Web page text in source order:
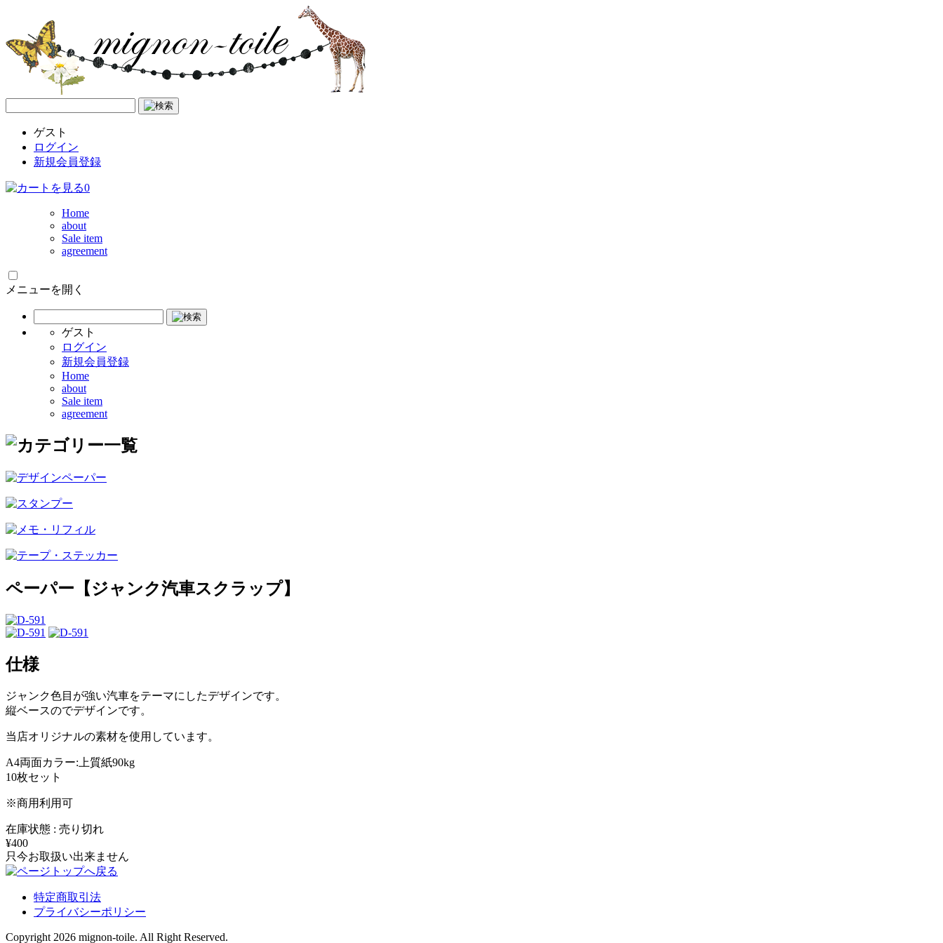
ゲスト
ログイン
新規会員登録
0
Home
about
Sale item
agreement
メニューを開く
ゲスト
ログイン
新規会員登録
Home
about
Sale item
agreement
ペーパー【ジャンク汽車スクラップ】
仕様
ジャンク色目が強い汽車をテーマにしたデザインです。
縦ベースのでデザインです。
当店オリジナルの素材を使用しています。
A4両面カラー:上質紙90kg
10枚セット
※商用利用可
在庫状態 : 売り切れ
¥400
只今お取扱い出来ません
特定商取引法
プライバシーポリシー
Copyright 2026 mignon-toile. All Right Reserved.